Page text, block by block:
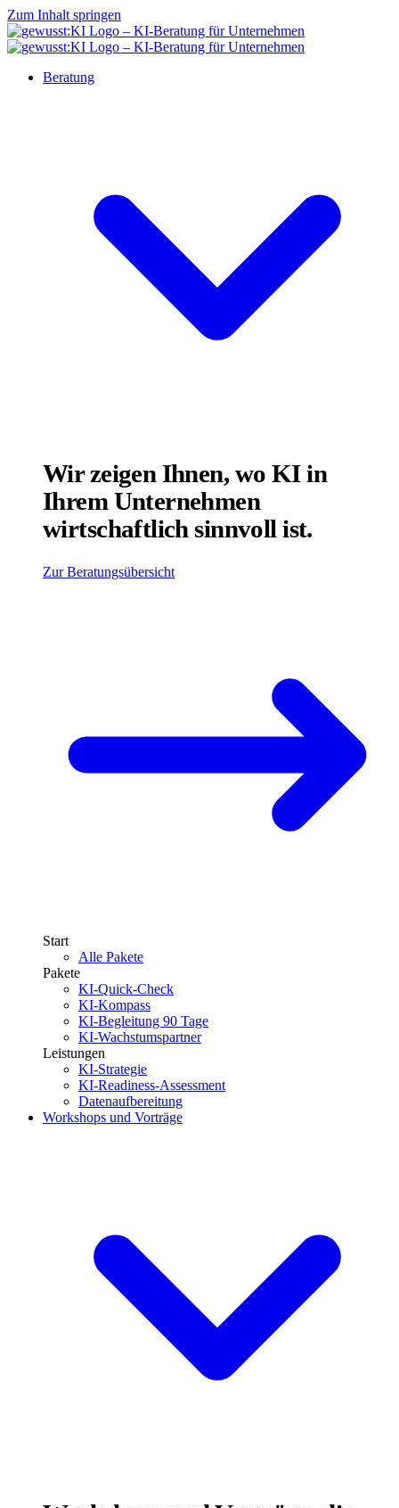
Zum Inhalt springen
Beratung
Wir zeigen Ihnen, wo KI in
Ihrem Unternehmen
wirtschaftlich sinnvoll ist.
Zur Beratungsübersicht
Start
Alle Pakete
Pakete
KI-Quick-Check
KI-Kompass
KI-Begleitung 90 Tage
KI-Wachstumspartner
Leistungen
KI-Strategie
KI-Readiness-Assessment
Datenaufbereitung
Workshops und Vorträge